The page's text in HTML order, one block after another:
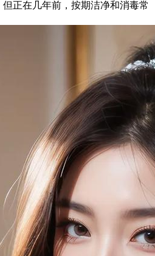
但正在几年前，按期洁净和消毒常